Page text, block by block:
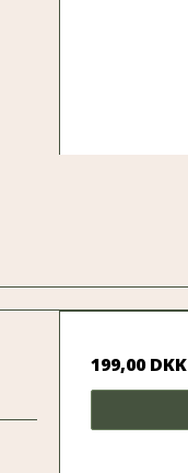
199,00 DKK